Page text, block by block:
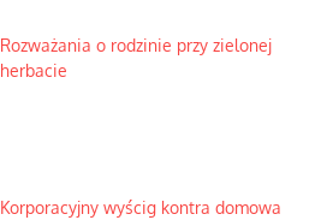
Rozważania o rodzinie przy zielonej
herbacie
Korporacyjny wyścig kontra domowa